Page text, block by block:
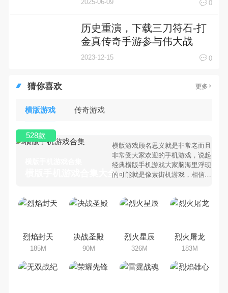
2025-06-09 0
历史重演，下载三刀符石-打
金真传奇手游参与伟大战
争！
2023-12-15 0
猜你喜欢 更多
横版游戏 传奇游戏
横版手机游戏合集大全 >
横版游戏顾名思义就是非常老而且
非常受大家欢迎的手机游戏，说起
经典横版手机游戏大家脑海里浮现
的可能就是像素街机游戏，相信很
版手机游戏有哪些呢？游戏今天，
集，欢迎大家前来选择下载体验
528款
烈焰封天
185M
决战圣殿
90M
烈火星辰
326M
烈火屠龙
183M